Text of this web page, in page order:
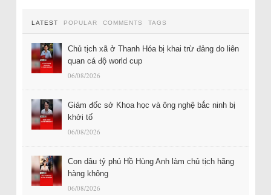
LATEST POPULAR COMMENTS TAGS
Chủ tịch xã ở Thanh Hóa bị khai trừ đảng do liên
quan cá độ world cup
06/08/2026
Giám đốc sở Khoa học và ông nghệ bắc ninh bị
khởi tố
06/08/2026
Con dâu tỷ phú Hồ Hùng Anh làm chủ tịch hãng
hàng không
06/08/2026